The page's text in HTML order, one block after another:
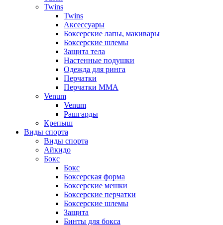
Twins
Twins
Аксессуары
Боксерские лапы, макивары
Боксерские шлемы
Защита тела
Настенные подушки
Одежда для ринга
Перчатки
Перчатки MMA
Venum
Venum
Рашгарды
Крепыш
Виды спорта
Виды спорта
Айкидо
Бокс
Бокс
Боксерская форма
Боксерские мешки
Боксерские перчатки
Боксерские шлемы
Защита
Бинты для бокса